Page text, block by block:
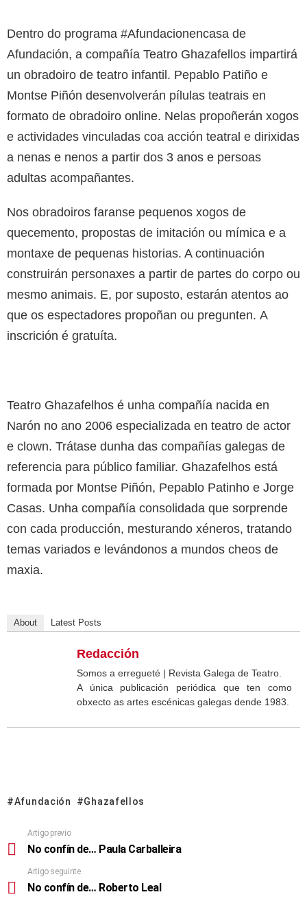
Dentro do programa #Afundacionencasa de
Afundación, a compañía Teatro Ghazafellos impartirá
un obradoiro de teatro infantil. Pepablo Patiño e
Montse Piñón desenvolverán pílulas teatrais en
formato de obradoiro online. Nelas propoñerán xogos
e actividades vinculadas coa acción teatral e dirixidas
a nenas e nenos a partir dos 3 anos e persoas
adultas acompañantes.
Nos obradoiros faranse pequenos xogos de
quecemento, propostas de imitación ou mímica e a
montaxe de pequenas historias. A continuación
construirán personaxes a partir de partes do corpo ou
mesmo animais. E, por suposto, estarán atentos ao
que os espectadores propoñan ou pregunten. A
inscrición é gratuíta.
Teatro Ghazafelhos é unha compañía nacida en
Narón no ano 2006 especializada en teatro de actor
e clown. Trátase dunha das compañías galegas de
referencia para público familiar. Ghazafelhos está
formada por Montse Piñón, Pepablo Patinho e Jorge
Casas. Unha compañía consolidada que sorprende
con cada producción, mesturando xéneros, tratando
temas variados e levándonos a mundos cheos de
maxia.
About Latest Posts
Redacción
Somos a erregueté | Revista Galega de Teatro.
A única publicación periódica que ten como
obxecto as artes escénicas galegas dende 1983.
Afundación Ghazafellos
Artigo previo
No confín de… Paula Carballeira
Artigo seguinte
No confín de… Roberto Leal